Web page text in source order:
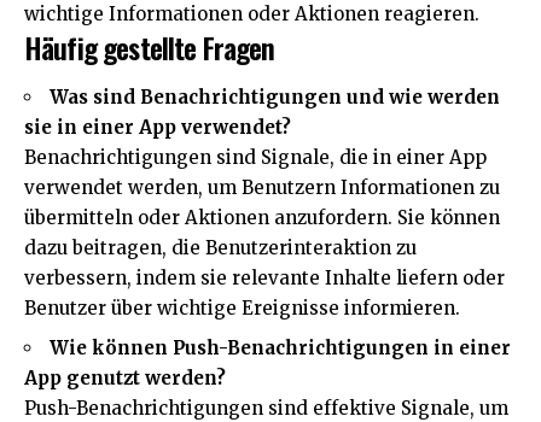
wichtige Informationen oder Aktionen reagieren.
Häufig gestellte Fragen
Was sind Benachrichtigungen und wie werden
sie in einer App verwendet?
Benachrichtigungen sind Signale, die in einer App
verwendet werden, um Benutzern Informationen zu
übermitteln oder Aktionen anzufordern. Sie können
dazu beitragen, die Benutzerinteraktion zu
verbessern, indem sie relevante Inhalte liefern oder
Benutzer über wichtige Ereignisse informieren.
Wie können Push-Benachrichtigungen in einer
App genutzt werden?
Push-Benachrichtigungen sind effektive Signale, um